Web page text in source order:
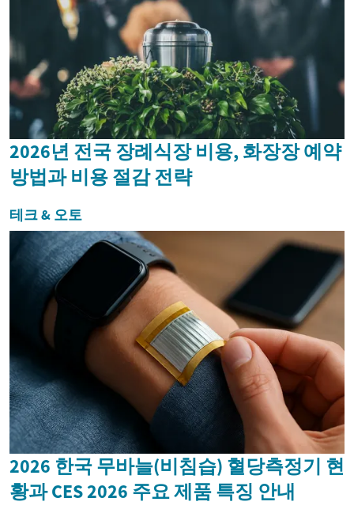
2026년 전국 장례식장 비용, 화장장 예약
방법과 비용 절감 전략
테크 & 오토
2026 한국 무바늘(비침습) 혈당측정기 현
황과 CES 2026 주요 제품 특징 안내